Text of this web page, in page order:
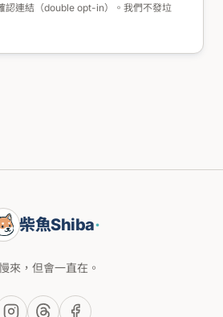
認連結（double opt-in）。我們不發垃
柴魚Shiba·
來，但會一直在。